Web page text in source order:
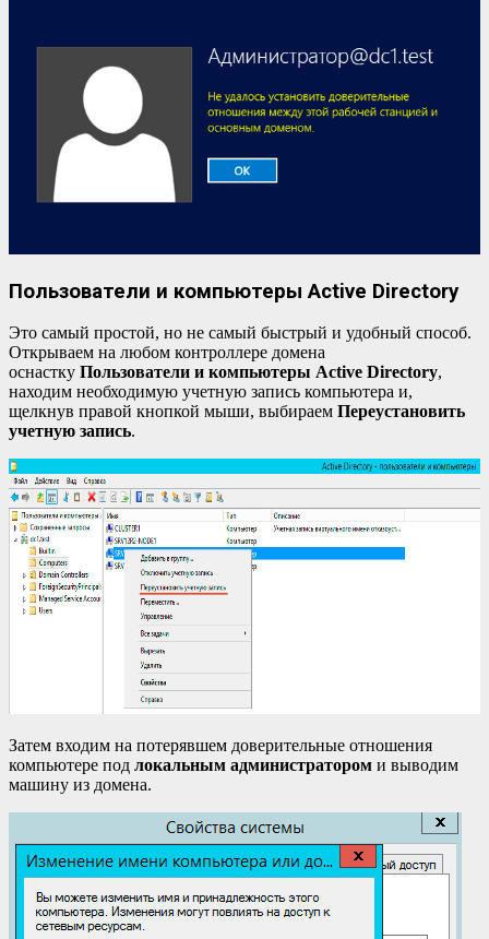
Пользователи и компьютеры Active Directory
Это самый простой, но не самый быстрый и удобный способ.
Открываем на любом контроллере домена
оснастку Пользователи и компьютеры Active Directory,
находим необходимую учетную запись компьютера и,
щелкнув правой кнопкой мыши, выбираем Переустановить
учетную запись.
Затем входим на потерявшем доверительные отношения
компьютере под локальным администратором и выводим
машину из домена.